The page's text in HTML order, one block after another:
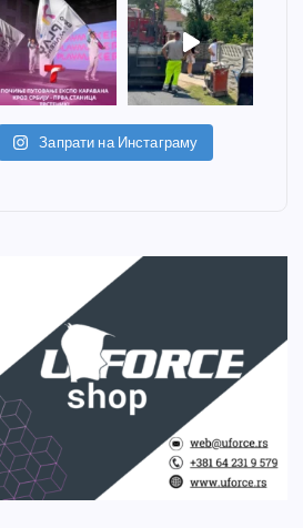
Запрати на Инстаграму